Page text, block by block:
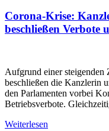
Corona-Krise:
beschließen Verbote
Aufgrund einer steigenden
beschließen die Kanzlerin
den Parlamenten vorbei
Betriebsverbote.
Weiterlesen